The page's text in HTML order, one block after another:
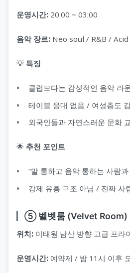
운영시간: 20:00 ~ 03:00
음악 장르: Neo soul / R&B / Acid
💡 특징
클럽보다는 감성적인 음악 라
테이블 응대 없음 / 여성층도
외국인들과 자연스러운 문화
🌟 추천 포인트
“말 통하고 음악 통하는 사람
강제 유흥 구조 아님 / 진짜 사
⑤ 벨벳룸 (Velvet Room)
위치: 이태원 남산 방향 고급 프라
운영시간: 예약제 / 밤 11시 이후